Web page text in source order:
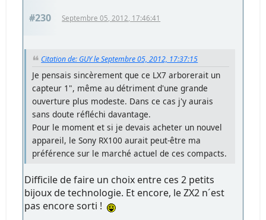
#230 Septembre 05, 2012, 17:46:41
Citation de: GUY le Septembre 05, 2012, 17:37:15
Je pensais sincèrement que ce LX7 arborerait un
capteur 1", même au détriment d'une grande
ouverture plus modeste. Dans ce cas j'y aurais
sans doute réfléchi davantage.
Pour le moment et si je devais acheter un nouvel
appareil, le Sony RX100 aurait peut-être ma
préférence sur le marché actuel de ces compacts.
Difficile de faire un choix entre ces 2 petits
bijoux de technologie. Et encore, le ZX2 n´est
pas encore sorti !